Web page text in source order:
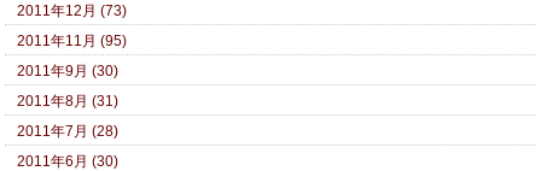
2011年12月 (73)
2011年11月 (95)
2011年9月 (30)
2011年8月 (31)
2011年7月 (28)
2011年6月 (30)